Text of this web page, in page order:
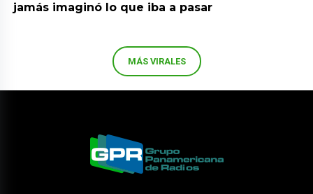
jamás imaginó lo que iba a pasar
MÁS VIRALES